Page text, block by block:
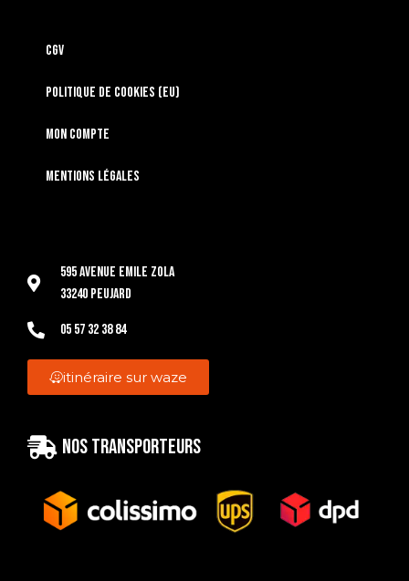
CGV
Politique de cookies (EU)
Mon compte
Mentions légales
595 Avenue Emile Zola
33240 Peujard
05 57 32 38 84
itinéraire sur waze
Nos transporteurs